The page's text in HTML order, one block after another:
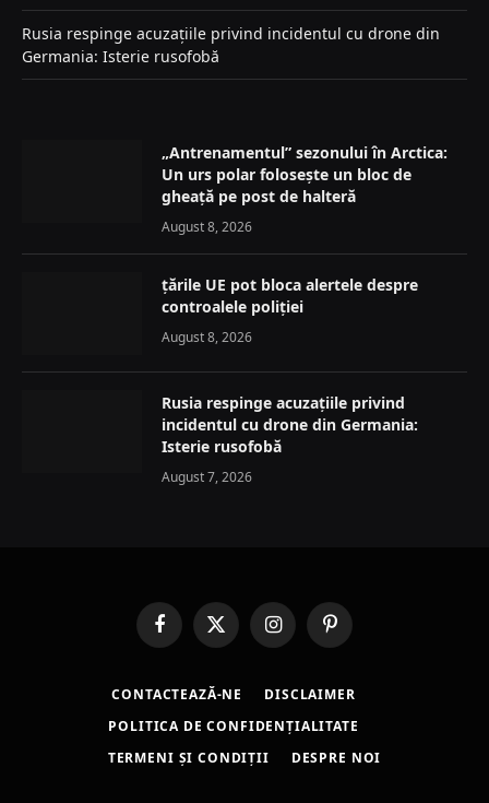
Rusia respinge acuzațiile privind incidentul cu drone din
Germania: Isterie rusofobă
„Antrenamentul” sezonului în Arctica:
Un urs polar folosește un bloc de
gheață pe post de halteră
August 8, 2026
țările UE pot bloca alertele despre
controalele poliției
August 8, 2026
Rusia respinge acuzațiile privind
incidentul cu drone din Germania:
Isterie rusofobă
August 7, 2026
FacebookX
(Twitter)
InstagramPinterest
CONTACTEAZĂ-NE
DISCLAIMER
POLITICA DE CONFIDENȚIALITATE
TERMENI ȘI CONDIȚII
DESPRE NOI